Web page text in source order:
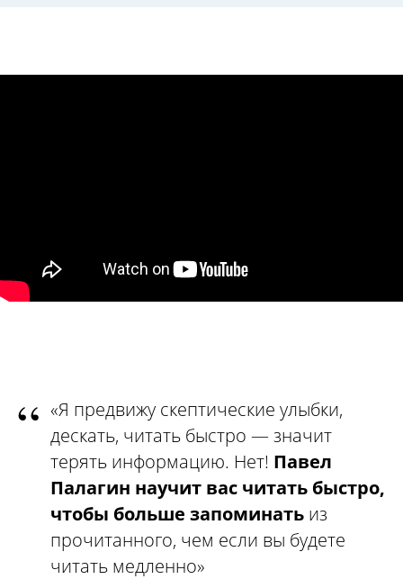
“ «Я предвижу скептические улыбки,
дескать, читать быстро — значит
терять информацию. Нет! Павел
Палагин научит вас читать быстро,
чтобы больше запоминать из
прочитанного, чем если вы будете
читать медленно»